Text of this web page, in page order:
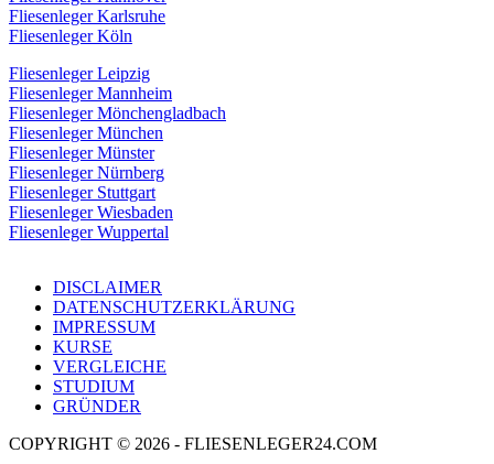
Fliesenleger Karlsruhe
Fliesenleger Köln
Fliesenleger Leipzig
Fliesenleger Mannheim
Fliesenleger Mönchengladbach
Fliesenleger München
Fliesenleger Münster
Fliesenleger Nürnberg
Fliesenleger Stuttgart
Fliesenleger Wiesbaden
Fliesenleger Wuppertal
DISCLAIMER
DATENSCHUTZERKLÄRUNG
IMPRESSUM
KURSE
VERGLEICHE
STUDIUM
GRÜNDER
COPYRIGHT © 2026 - FLIESENLEGER24.COM